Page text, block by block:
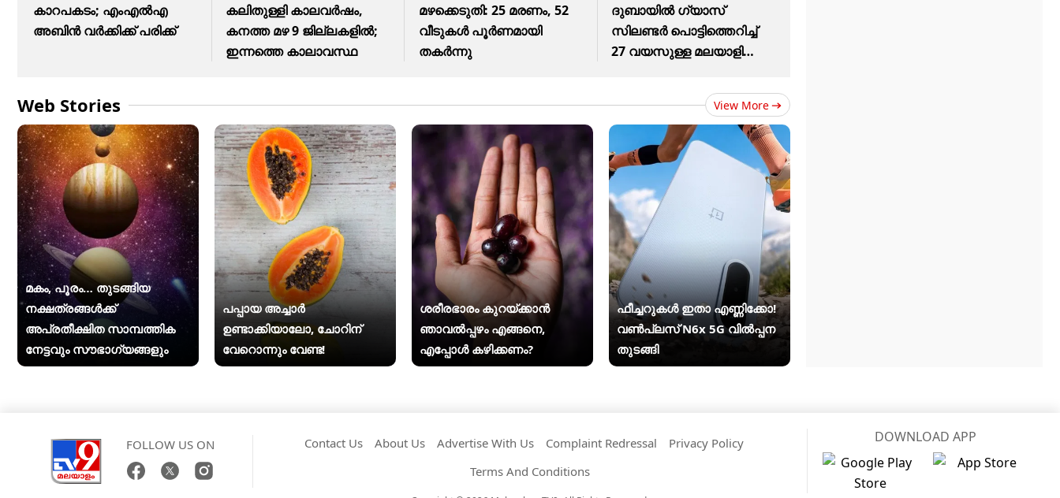
കാറപകടം; എംഎൽഎ
അബിൻ വർക്കിക്ക് പരിക്ക്
കലിതുള്ളി കാലവർഷം,
കനത്ത മഴ 9 ജില്ലകളിൽ;
ഇന്നത്തെ കാലാവസ്ഥ
മഴക്കെടുതി: 25 മരണം, 52
വീ‌ടുകൾ പൂർണമായി
തകർന്നു
ദുബായിൽ ഗ്യാസ്
സിലണ്ടർ പൊട്ടിത്തെറിച്ച്
27 വയസുള്ള മലയാളി
Web Stories View More
മകം, പൂരം… തുടങ്ങിയ
നക്ഷത്രങ്ങൾക്ക്
അപ്രതീക്ഷിത സാമ്പത്തിക
നേട്ടവും സൗഭാഗ്യങ്ങളും
പപ്പായ അച്ചാർ
ഉണ്ടാക്കിയാലോ, ചോറിന്
വേറൊന്നും വേണ്ട!
ശരീരഭാരം കുറയ്ക്കാൻ
ഞാവൽപ്പഴം എങ്ങനെ,
എപ്പോൾ കഴിക്കണം?
ഫീച്ചറുകൾ ഇതാ എണ്ണിക്കോ!
വൺപ്ലസ് N6x 5G വിൽപ്പന
തുടങ്ങി
FOLLOW US ON Contact Us About Us Advertise With Us Complaint Redressal
Privacy Policy
Terms And Conditions
DOWNLOAD APP